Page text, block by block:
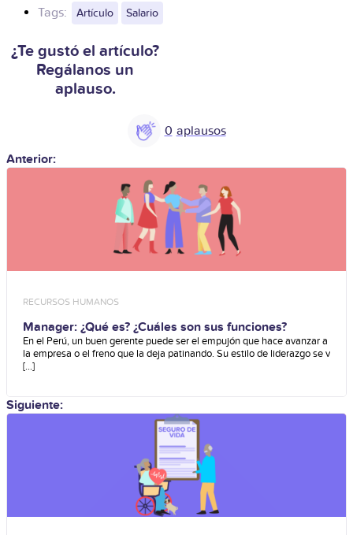
Tags: Artículo Salario
¿Te gustó el artículo?
Regálanos un
aplauso.
0
Anterior:
RECURSOS HUMANOS
Manager: ¿Qué es? ¿Cuáles son sus funciones?
En el Perú, un buen gerente puede ser el empujón que hace avanzar a
la empresa o el freno que la deja patinando. Su estilo de liderazgo se v
[...]
Siguiente: